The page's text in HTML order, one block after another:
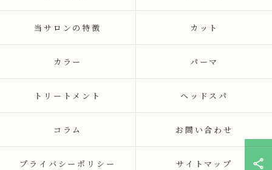
当サロンの特徴 カット
カラー パーマ
トリートメント ヘッドスパ
コラム お問い合わせ
プライバシーポリシー サイトマップ